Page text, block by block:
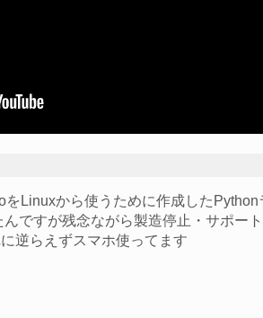
をLinuxから使うために作成した
ですが残念ながら製造停止・サポート
逆らえずスマホ使ってます